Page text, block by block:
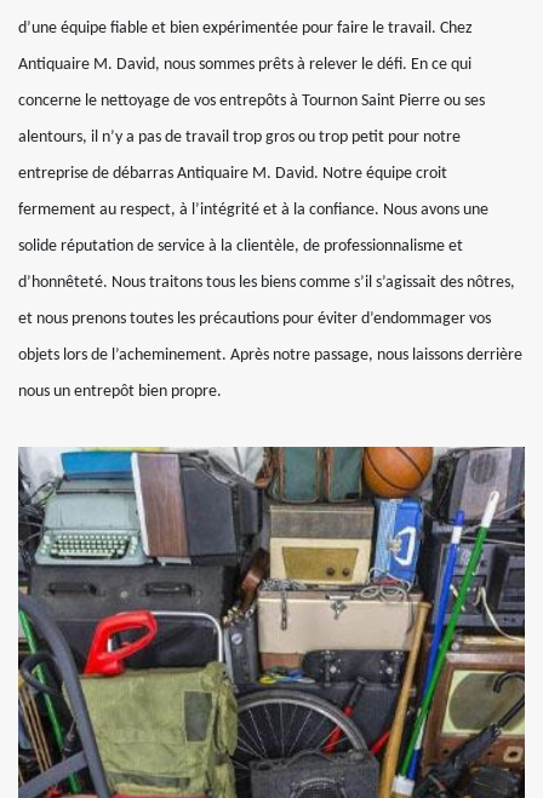
d’une équipe fiable et bien expérimentée pour faire le travail. Chez
Antiquaire M. David, nous sommes prêts à relever le défi. En ce qui
concerne le nettoyage de vos entrepôts à Tournon Saint Pierre ou ses
alentours, il n’y a pas de travail trop gros ou trop petit pour notre
entreprise de débarras Antiquaire M. David. Notre équipe croit
fermement au respect, à l’intégrité et à la confiance. Nous avons une
solide réputation de service à la clientèle, de professionnalisme et
d’honnêteté. Nous traitons tous les biens comme s’il s’agissait des nôtres,
et nous prenons toutes les précautions pour éviter d’endommager vos
objets lors de l’acheminement. Après notre passage, nous laissons derrière
nous un entrepôt bien propre.